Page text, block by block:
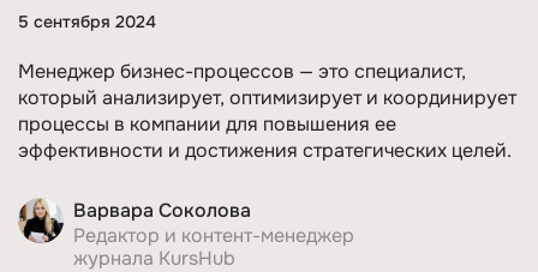
5 сентября 2024
Менеджер бизнес-процессов — это специалист,
который анализирует, оптимизирует и координирует
процессы в компании для повышения ее
эффективности и достижения стратегических целей.
Варвара Соколова
Редактор и контент-менеджер
журнала KursHub
Маркетинг
Дизайн
Аналитика
Менеджмент